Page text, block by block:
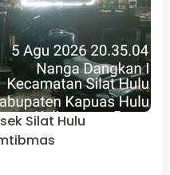
Silat Hulu